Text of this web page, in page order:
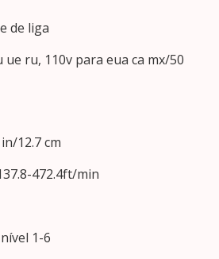
de liga
ue ru, 110v para eua ca mx/50
12.7 cm
472.4ft/min
1-6